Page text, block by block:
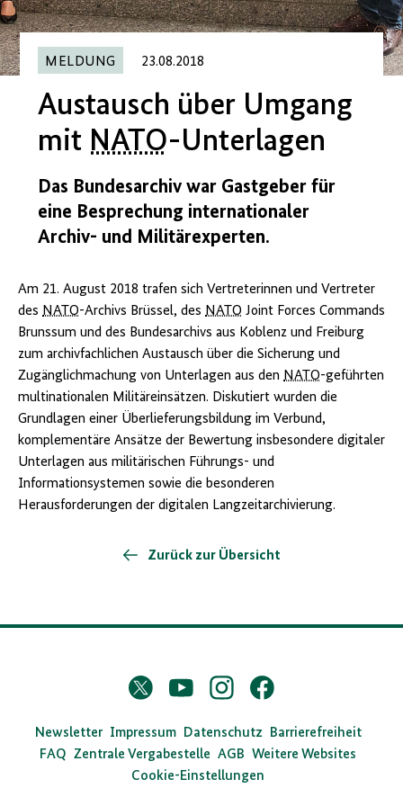
MELDUNG 23.08.2018
Austausch über Umgang
mit NATO-Unterlagen
Das Bundesarchiv war Gastgeber für
eine Besprechung internationaler
Archiv- und Militärexperten.
Am 21. August 2018 trafen sich Vertreterinnen und Vertreter
des NATO-Archivs Brüssel, des NATO Joint Forces Commands
Brunssum und des Bundesarchivs aus Koblenz und Freiburg
zum archivfachlichen Austausch über die Sicherung und
Zugänglichmachung von Unterlagen aus den NATO-geführten
multinationalen Militäreinsätzen. Diskutiert wurden die
Grundlagen einer Überlieferungsbildung im Verbund,
komplementäre Ansätze der Bewertung insbesondere digitaler
Unterlagen aus militärischen Führungs- und
Informationsystemen sowie die besonderen
Herausforderungen der digitalen Langzeitarchivierung.
Zurück zur Übersicht
D
s
B
Twitter
X
YouTubeInstagramFacebook
Newsletter Impressum Datenschutz Barrierefreiheit
FAQ Zentrale Vergabestelle AGB Weitere Websites
Cookie-Einstellungen